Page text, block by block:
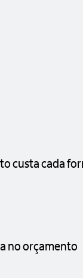
custa cada
no orçamento